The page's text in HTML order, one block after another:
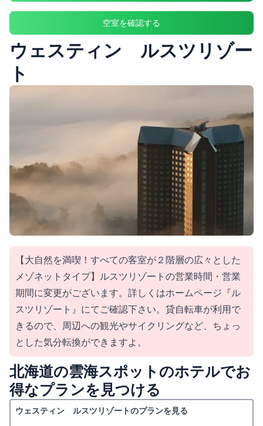
空室を確認する
ウェスティン ルスツリゾー
ト
【大自然を満喫！すべての客室が２階層の広々とした
メゾネットタイプ】ルスツリゾートの営業時間・営業
期間に変更がございます。詳しくはホームページ『ル
スツリゾート』にてご確認下さい。貸自転車が利用で
きるので、周辺への観光やサイクリングなど、ちょっ
とした気分転換ができますよ。
北海道の雲海スポットのホテルでお
得なプランを見つける
ウェスティン ルスツリゾートのプランを見る